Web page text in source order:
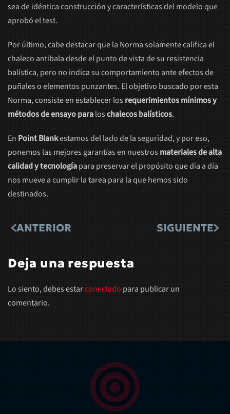
sea de idéntica construcción y características del modelo que
aprobó el test.
Por último, cabe destacar que la Norma solamente califica el
chaleco antibala desde el punto de vista de su resistencia
balística, pero no indica su comportamiento ante efectos de
puñales o elementos punzantes. El objetivo buscado por esta
Norma, consiste en establecer los requerimientos mínimos y
métodos de ensayo paraloschalecos balísticos.
En Point Blankestamos del lado de la seguridad, y por eso,
ponemos las mejores garantías en nuestrosmateriales de alta
calidad y tecnologíapara preservar el propósito que día a día
nos mueve a cumplir la tarea para la que hemos sido
destinados.
ANTERIOR SIGUIENTE
Deja una respuesta
Lo siento, debes estarconectado para publicar un
comentario.